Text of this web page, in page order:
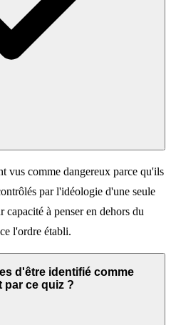
vus comme dangereux parce qu'ils
par l'idéologie d'une seule
à penser en dehors du
l'ordre établi.
d'être identifié comme
par ce quiz ?